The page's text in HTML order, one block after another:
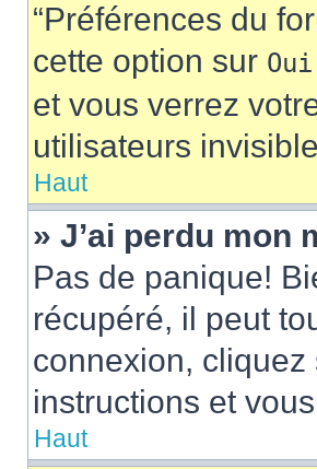
“Préférences du
cette option sur Oui
et vous verrez
utilisateurs
Haut
» J’ai perdu mon
Pas de panique!
récupéré, il peut
connexion, cliquez
instructions et
Haut